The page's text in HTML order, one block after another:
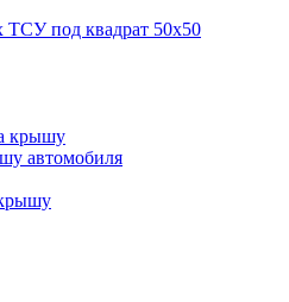
ТСУ под квадрат 50х50
крышу
автомобиля